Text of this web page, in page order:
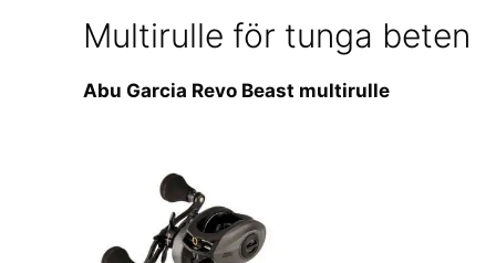
Multirulle för tunga beten
Abu Garcia Revo Beast multirulle